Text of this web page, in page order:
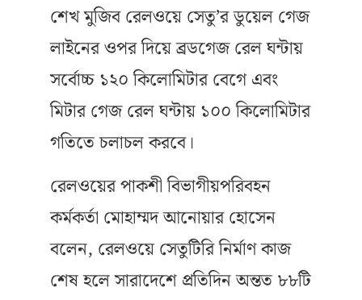
শেখ মুজিব রেলওয়ে সেতু’র ডুয়েল গেজ
লাইনের ওপর দিয়ে ব্রডগেজ রেল ঘন্টায়
সর্বোচ্চ ১২০ কিলোমিটার বেগে এবং
মিটার গেজ রেল ঘন্টায় ১০০ কিলোমিটার
গতিতে চলাচল করবে।
রেলওয়ের পাকশী বিভাগীয়পরিবহন
কর্মকর্তা মোহাম্মদ আনোয়ার হোসেন
বলেন, রেলওয়ে সেতুটিরি নির্মাণ কাজ
শেষ হলে সারাদেশে প্রতিদিন অন্তত ৮৮টি